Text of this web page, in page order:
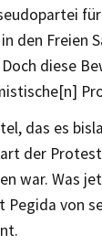
den Freien
diese
das es
der
war. Was
Pegida von